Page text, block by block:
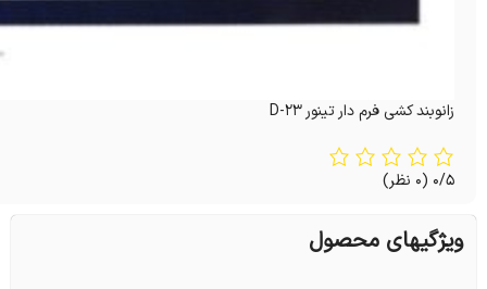
زانوبند کشی فرم دار تینور D-23
0/5 (0 نظر)
ویژگیهای محصول